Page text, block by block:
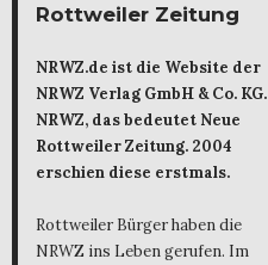
Rottweiler Zeitung
NRWZ.de ist die Website der
NRWZ Verlag GmbH & Co. KG.
NRWZ, das bedeutet Neue
Rottweiler Zeitung. 2004
erschien diese erstmals.
Rottweiler Bürger haben die
NRWZ ins Leben gerufen. Im